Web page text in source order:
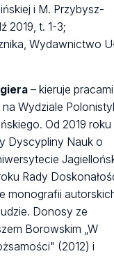
i M. Przybysz-
2019, t. 1-3;
Wydawnictwo
– kieruje pracami
Wydziale
Od 2019 roku
Dyscypliny Nauk o
Rady
monografii
Donosy ze
Borowskim „W
(2012) i